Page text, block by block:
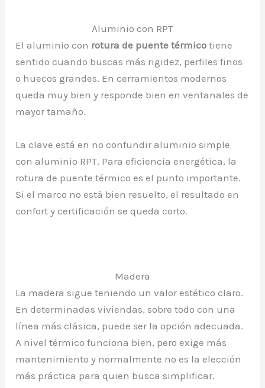
Aluminio con RPT
El aluminio con rotura de puente térmico tiene
sentido cuando buscas más rigidez, perfiles finos
o huecos grandes. En cerramientos modernos
queda muy bien y responde bien en ventanales de
mayor tamaño.
La clave está en no confundir aluminio simple
con aluminio RPT. Para eficiencia energética, la
rotura de puente térmico es el punto importante.
Si el marco no está bien resuelto, el resultado en
confort y certificación se queda corto.
Madera
La madera sigue teniendo un valor estético claro.
En determinadas viviendas, sobre todo con una
línea más clásica, puede ser la opción adecuada.
A nivel térmico funciona bien, pero exige más
mantenimiento y normalmente no es la elección
más práctica para quien busca simplificar.